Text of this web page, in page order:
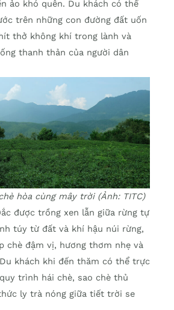
ảo khó quên. Du khách có thể
trên những con đường đất uốn
thở không khí trong lành và
thanh thản của người dân
hòa cùng mây trời (Ảnh: TITC)
được trồng xen lẫn giữa rừng tự
túy từ đất và khí hậu núi rừng,
chè đậm vị, hương thơm nhẹ và
khách khi đến thăm có thể trực
trình hái chè, sao chè thủ
ly trà nóng giữa tiết trời se